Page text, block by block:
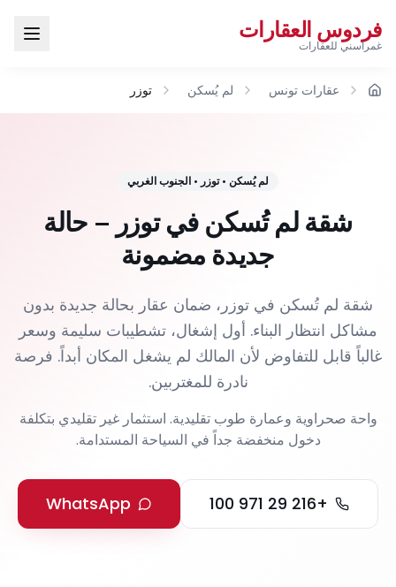
فردوس العقارات
غمراسني للعقارات
الرئيسية عقارات تونس لم يُسكن توزر
لم يُسكن •توزر • الجنوب الغربي
شقة لم تُسكن في توزر – حالة
جديدة مضمونة
شقة لم تُسكن في توزر، ضمان عقار بحالة جديدة بدون
مشاكل انتظار البناء. أول إشغال، تشطيبات سليمة وسعر
غالباً قابل للتفاوض لأن المالك لم يشغل المكان أبداً. فرصة
نادرة للمغتربين.
واحة صحراوية وعمارة طوب تقليدية. استثمار غير تقليدي بتكلفة
دخول منخفضة جداً في السياحة المستدامة.
WhatsApp +216 29 971 100